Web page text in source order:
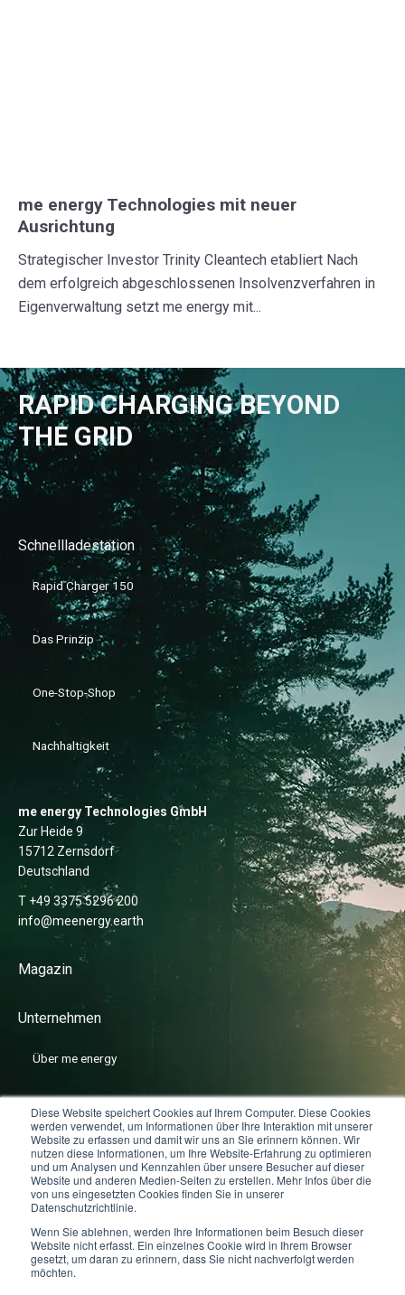
Diese Website speichert Cookies auf Ihrem Computer. Diese Cookies
werden verwendet, um Informationen über Ihre Interaktion mit unserer
Website zu erfassen und damit wir uns an Sie erinnern können. Wir
nutzen diese Informationen, um Ihre Website-Erfahrung zu optimieren
und um Analysen und Kennzahlen über unsere Besucher auf dieser
Website und anderen Medien-Seiten zu erstellen. Mehr Infos über die
von uns eingesetzten Cookies finden Sie in unserer
Datenschutzrichtlinie.
Wenn Sie ablehnen, werden Ihre Informationen beim Besuch dieser
Website nicht erfasst. Ein einzelnes Cookie wird in Ihrem Browser
gesetzt, um daran zu erinnern, dass Sie nicht nachverfolgt werden
möchten.
me energy Technologies mit neuer
Ausrichtung
Strategischer Investor Trinity Cleantech etabliert Nach
dem erfolgreich abgeschlossenen Insolvenzverfahren in
Eigenverwaltung setzt me energy mit...
RAPID CHARGING BEYOND
THE GRID
Schnellladestation
Rapid Charger 150
Das Prinzip
One-Stop-Shop
Nachhaltigkeit
me energy Technologies GmbH
Zur Heide 9
15712 Zernsdorf
Deutschland
T +49 3375 5296 200
info@meenergy.earth
Magazin
Unternehmen
Über me energy
News
Karriere
me energy © 2025 Cookie Einstellungen
Datenschutz
Impressum